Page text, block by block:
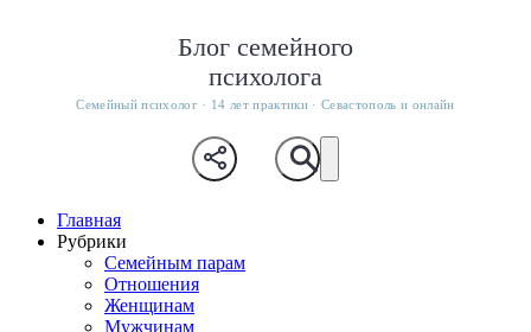
Блог семейного
психолога
Семейный психолог · 14 лет практики · Севастополь и онлайн
Главная
Рубрики
Семейным парам
Отношения
Женщинам
Мужчинам